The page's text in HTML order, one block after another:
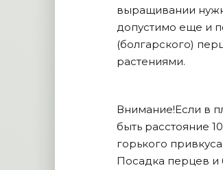
выращивании
допустимо еще и
(болгарского)
растениями.
Внимание!Если в
быть расстояние
горького привкуса.
Посадка перцев и